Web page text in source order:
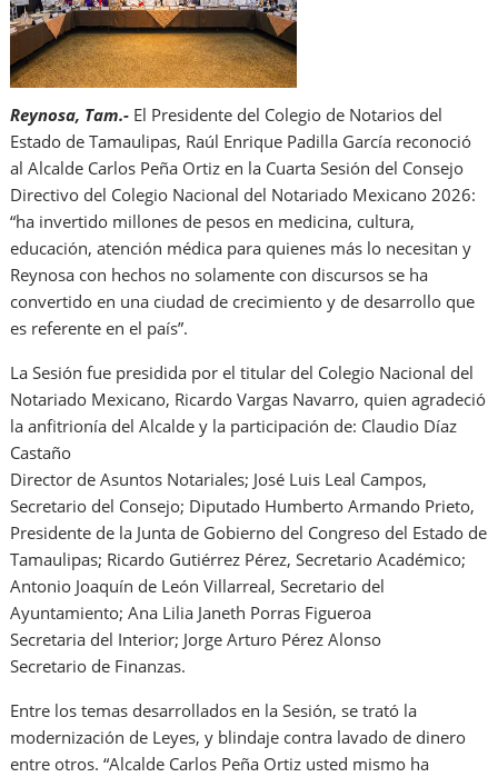
Reynosa, Tam.- El Presidente del Colegio de Notarios del
Estado de Tamaulipas, Raúl Enrique Padilla García reconoció
al Alcalde Carlos Peña Ortiz en la Cuarta Sesión del Consejo
Directivo del Colegio Nacional del Notariado Mexicano 2026:
“ha invertido millones de pesos en medicina, cultura,
educación, atención médica para quienes más lo necesitan y
Reynosa con hechos no solamente con discursos se ha
convertido en una ciudad de crecimiento y de desarrollo que
es referente en el país”.
La Sesión fue presidida por el titular del Colegio Nacional del
Notariado Mexicano, Ricardo Vargas Navarro, quien agradeció
la anfitrionía del Alcalde y la participación de: Claudio Díaz
Castaño
Director de Asuntos Notariales; José Luis Leal Campos,
Secretario del Consejo; Diputado Humberto Armando Prieto,
Presidente de la Junta de Gobierno del Congreso del Estado de
Tamaulipas; Ricardo Gutiérrez Pérez, Secretario Académico;
Antonio Joaquín de León Villarreal, Secretario del
Ayuntamiento; Ana Lilia Janeth Porras Figueroa
Secretaria del Interior; Jorge Arturo Pérez Alonso
Secretario de Finanzas.
Entre los temas desarrollados en la Sesión, se trató la
modernización de Leyes, y blindaje contra lavado de dinero
entre otros. “Alcalde Carlos Peña Ortiz usted mismo ha